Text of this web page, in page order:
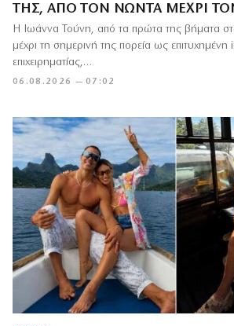
ΤΗΣ, ΑΠΌ ΤΟΝ ΝΏΝΤΑ ΜΈΧΡΙ
06.08.2026 — 07:02
Η Ιωάννα Τούνη, από τα πρώτα της βήματα
μέχρι τη σημερινή της πορεία ως επιτυχημένη
επιχειρηματίας,…